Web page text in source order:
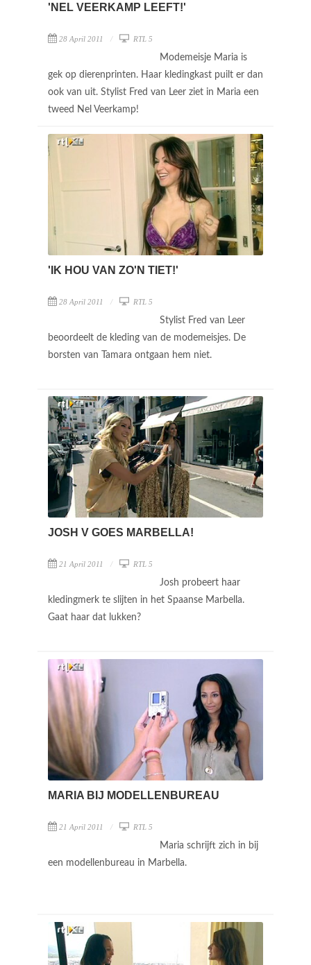
'NEL VEERKAMP LEEFT!'
28 April 2011 RTL 5
Modemeisje Maria is
gek op dierenprinten. Haar kledingkast puilt er dan
ook van uit. Stylist Fred van Leer ziet in Maria een
tweed Nel Veerkamp!
'IK HOU VAN ZO'N TIET!'
28 April 2011 RTL 5
Stylist Fred van Leer
beoordeelt de kleding van de modemeisjes. De
borsten van Tamara ontgaan hem niet.
JOSH V GOES MARBELLA!
21 April 2011 RTL 5
Josh probeert haar
kledingmerk te slijten in het Spaanse Marbella.
Gaat haar dat lukken?
MARIA BIJ MODELLENBUREAU
21 April 2011 RTL 5
Maria schrijft zich in bij
een modellenbureau in Marbella.